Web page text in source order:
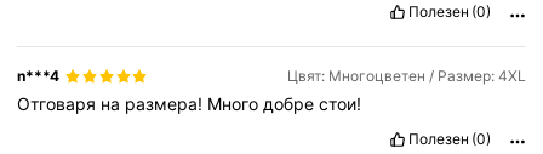
Полезен (0)
n***4 Цвят: Многоцветен / Размер: 4XL
Отговаря на размера! Многодобрестои!
Полезен (0)